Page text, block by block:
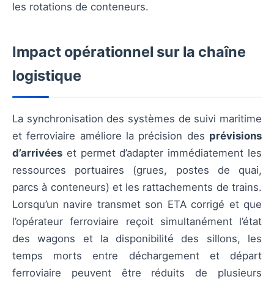
les rotations de conteneurs.
Impact opérationnel sur la chaîne
logistique
La synchronisation des systèmes de suivi maritime
et ferroviaire améliore la précision des prévisions
d’arrivées et permet d’adapter immédiatement les
ressources portuaires (grues, postes de quai,
parcs à conteneurs) et les rattachements de trains.
Lorsqu’un navire transmet son ETA corrigé et que
l’opérateur ferroviaire reçoit simultanément l’état
des wagons et la disponibilité des sillons, les
temps morts entre déchargement et départ
ferroviaire peuvent être réduits de plusieurs